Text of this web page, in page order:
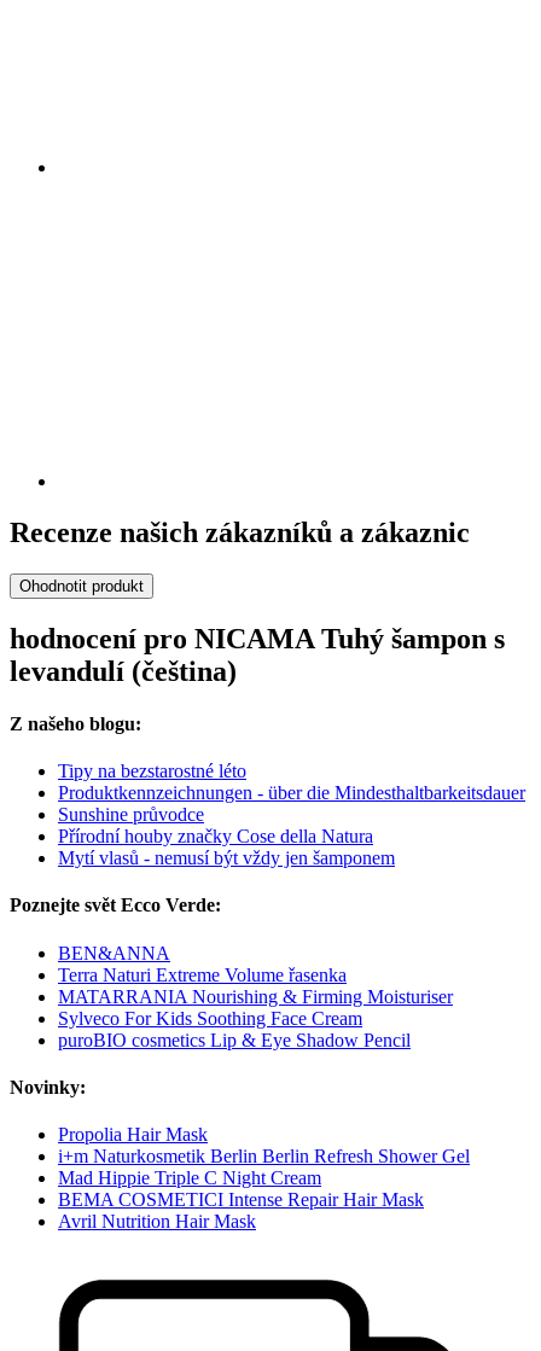
Recenze našich zákazníků a zákaznic
Ohodnotit produkt
hodnocení pro NICAMA Tuhý šampon s
levandulí (čeština)
Z našeho blogu:
Tipy na bezstarostné léto
Produktkennzeichnungen - über die Mindesthaltbarkeitsdauer
Sunshine průvodce
Přírodní houby značky Cose della Natura
Mytí vlasů - nemusí být vždy jen šamponem
Poznejte svět Ecco Verde:
BEN&ANNA
Terra Naturi Extreme Volume řasenka
MATARRANIA Nourishing & Firming Moisturiser
Sylveco For Kids Soothing Face Cream
puroBIO cosmetics Lip & Eye Shadow Pencil
Novinky:
Propolia Hair Mask
i+m Naturkosmetik Berlin Berlin Refresh Shower Gel
Mad Hippie Triple C Night Cream
BEMA COSMETICI Intense Repair Hair Mask
Avril Nutrition Hair Mask